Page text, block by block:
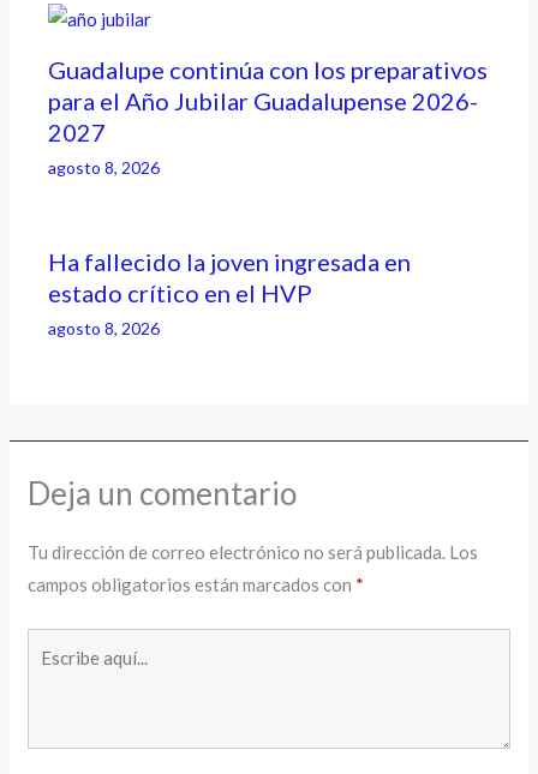
Guadalupe continúa con los preparativos
para el Año Jubilar Guadalupense 2026-
2027
agosto 8, 2026
Ha fallecido la joven ingresada en
estado crítico en el HVP
agosto 8, 2026
Deja un comentario
Tu dirección de correo electrónico no será publicada. Los
campos obligatorios están marcados con *